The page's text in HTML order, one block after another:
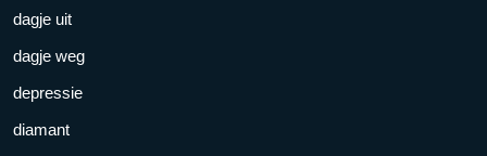
dagje uit
dagje weg
depressie
diamant